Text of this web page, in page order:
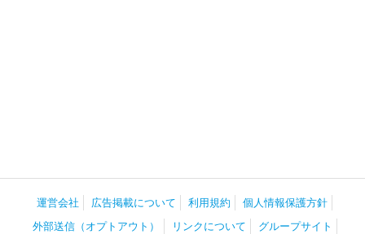
運営会社 広告掲載について 利用規約
個人情報保護方針
外部送信（オプトアウト）
リンクについて グループサイト